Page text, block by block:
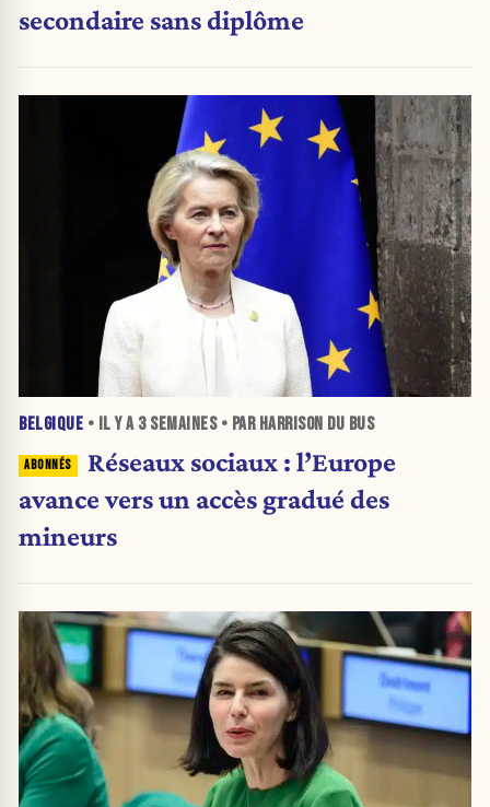
secondaire sans diplôme
BELGIQUE • IL Y A 3 SEMAINES• PAR HARRISON DU BUS
Réseaux sociaux : l’Europe
avance vers un accès gradué des
mineurs